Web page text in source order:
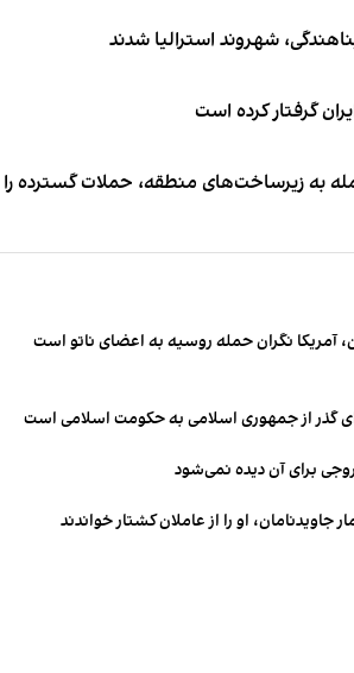
گرفتار کرده است
به زیرساخت‌های منطقه، حملات گسترده
آمریکا نگران حمله روسیه به اعضای ناتو‌ است
گذر از جمهوری اسلامی به حکومت اسلامی است
برای آن دیده نمی‌شود
او را از عاملان کشتار خواندند